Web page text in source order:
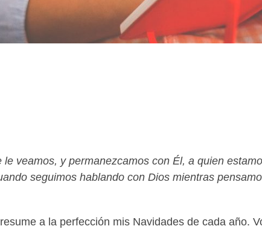
veamos, y permanezcamos con Él, a quien
seguimos hablando con Dios mientras
a la perfección mis Navidades de cada año.